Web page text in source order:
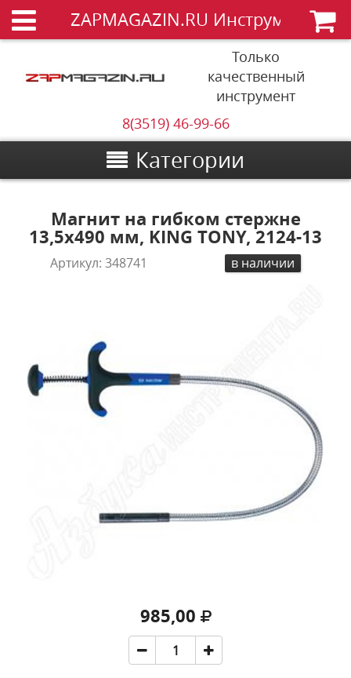
ZAPMAGAZIN.RU Инструменты
Только
качественный
инструмент
8(3519) 46-99-66
Категории
Магнит на гибком стержне
13,5х490 мм, KING TONY, 2124-13
Артикул:348741 в наличии
985,00